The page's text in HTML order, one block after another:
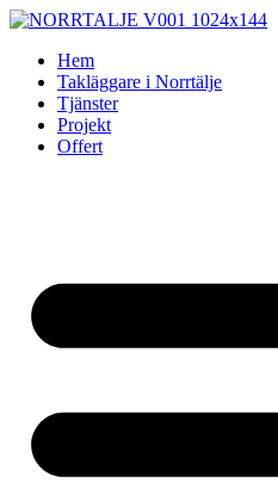
Skip
contentHem
Takläggare i Norrtälje
Tjänster
Projekt
Offert